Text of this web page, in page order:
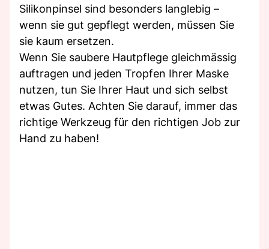
Silikonpinsel sind besonders langlebig –
wenn sie gut gepflegt werden, müssen Sie
sie kaum ersetzen.
Wenn Sie saubere Hautpflege gleichmässig
auftragen und jeden Tropfen Ihrer Maske
nutzen, tun Sie Ihrer Haut und sich selbst
etwas Gutes. Achten Sie darauf, immer das
richtige Werkzeug für den richtigen Job zur
Hand zu haben!